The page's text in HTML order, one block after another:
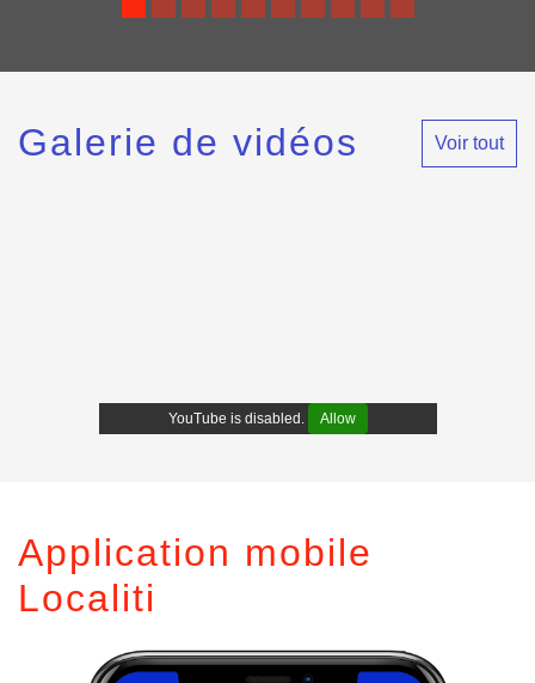
Galerie de vidéos Voir tout
YouTube is disabled. Allow
Application mobile
Localiti